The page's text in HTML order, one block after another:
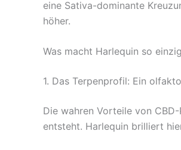
eine Sativa-dominante
höher.
Was macht Harlequin so
1. Das Terpenprofil: Ein
Die wahren Vorteile von
entsteht. Harlequin brilliert